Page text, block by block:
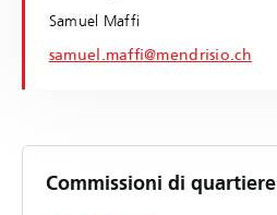
Samuel Maffi
samuel.maffi@mendrisio.ch
Commissioni di quartiere